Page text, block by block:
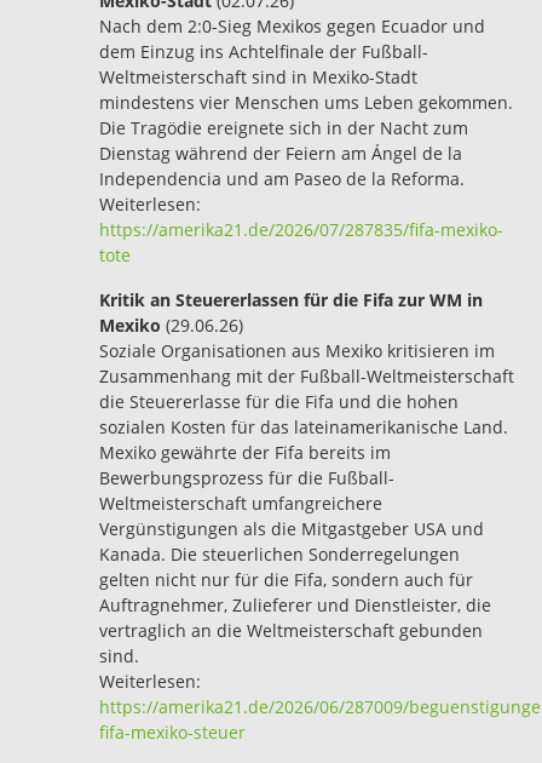
Nach dem 2:0-Sieg Mexikos gegen Ecuador und
dem Einzug ins Achtelfinale der Fußball-
Weltmeisterschaft sind in Mexiko-Stadt
mindestens vier Menschen ums Leben gekommen.
Die Tragödie ereignete sich in der Nacht zum
Dienstag während der Feiern am Ángel de la
Independencia und am Paseo de la Reforma.
Weiterlesen:
https://amerika21.de/2026/07/287835/fifa-mexiko-
tote
Kritik an Steuererlassen für die Fifa zur WM in
Mexiko (29.06.26)
Soziale Organisationen aus Mexiko kritisieren im
Zusammenhang mit der Fußball-Weltmeisterschaft
die Steuererlasse für die Fifa und die hohen
sozialen Kosten für das lateinamerikanische Land.
Mexiko gewährte der Fifa bereits im
Bewerbungsprozess für die Fußball-
Weltmeisterschaft umfangreichere
Vergünstigungen als die Mitgastgeber USA und
Kanada. Die steuerlichen Sonderregelungen
gelten nicht nur für die Fifa, sondern auch für
Auftragnehmer, Zulieferer und Dienstleister, die
vertraglich an die Weltmeisterschaft gebunden
sind.
Weiterlesen:
https://amerika21.de/2026/06/287009/
fifa-mexiko-steuer